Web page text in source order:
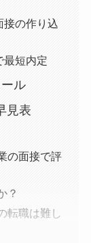
接の作り込
最短内定
ル
見表
の面接で評
？
転職は難し